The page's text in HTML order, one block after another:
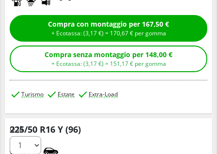
Compra con montaggio per 167,50 €
+ Ecotassa: (3,17€ ) = 170,67€ per gomma
Compra senza montaggio per 148,00 €
+ Ecotassa: (3,17€ ) = 151,17€ per gomma
Turismo Estate Extra-Load
225/50 R16 Y (96)
Q.tà